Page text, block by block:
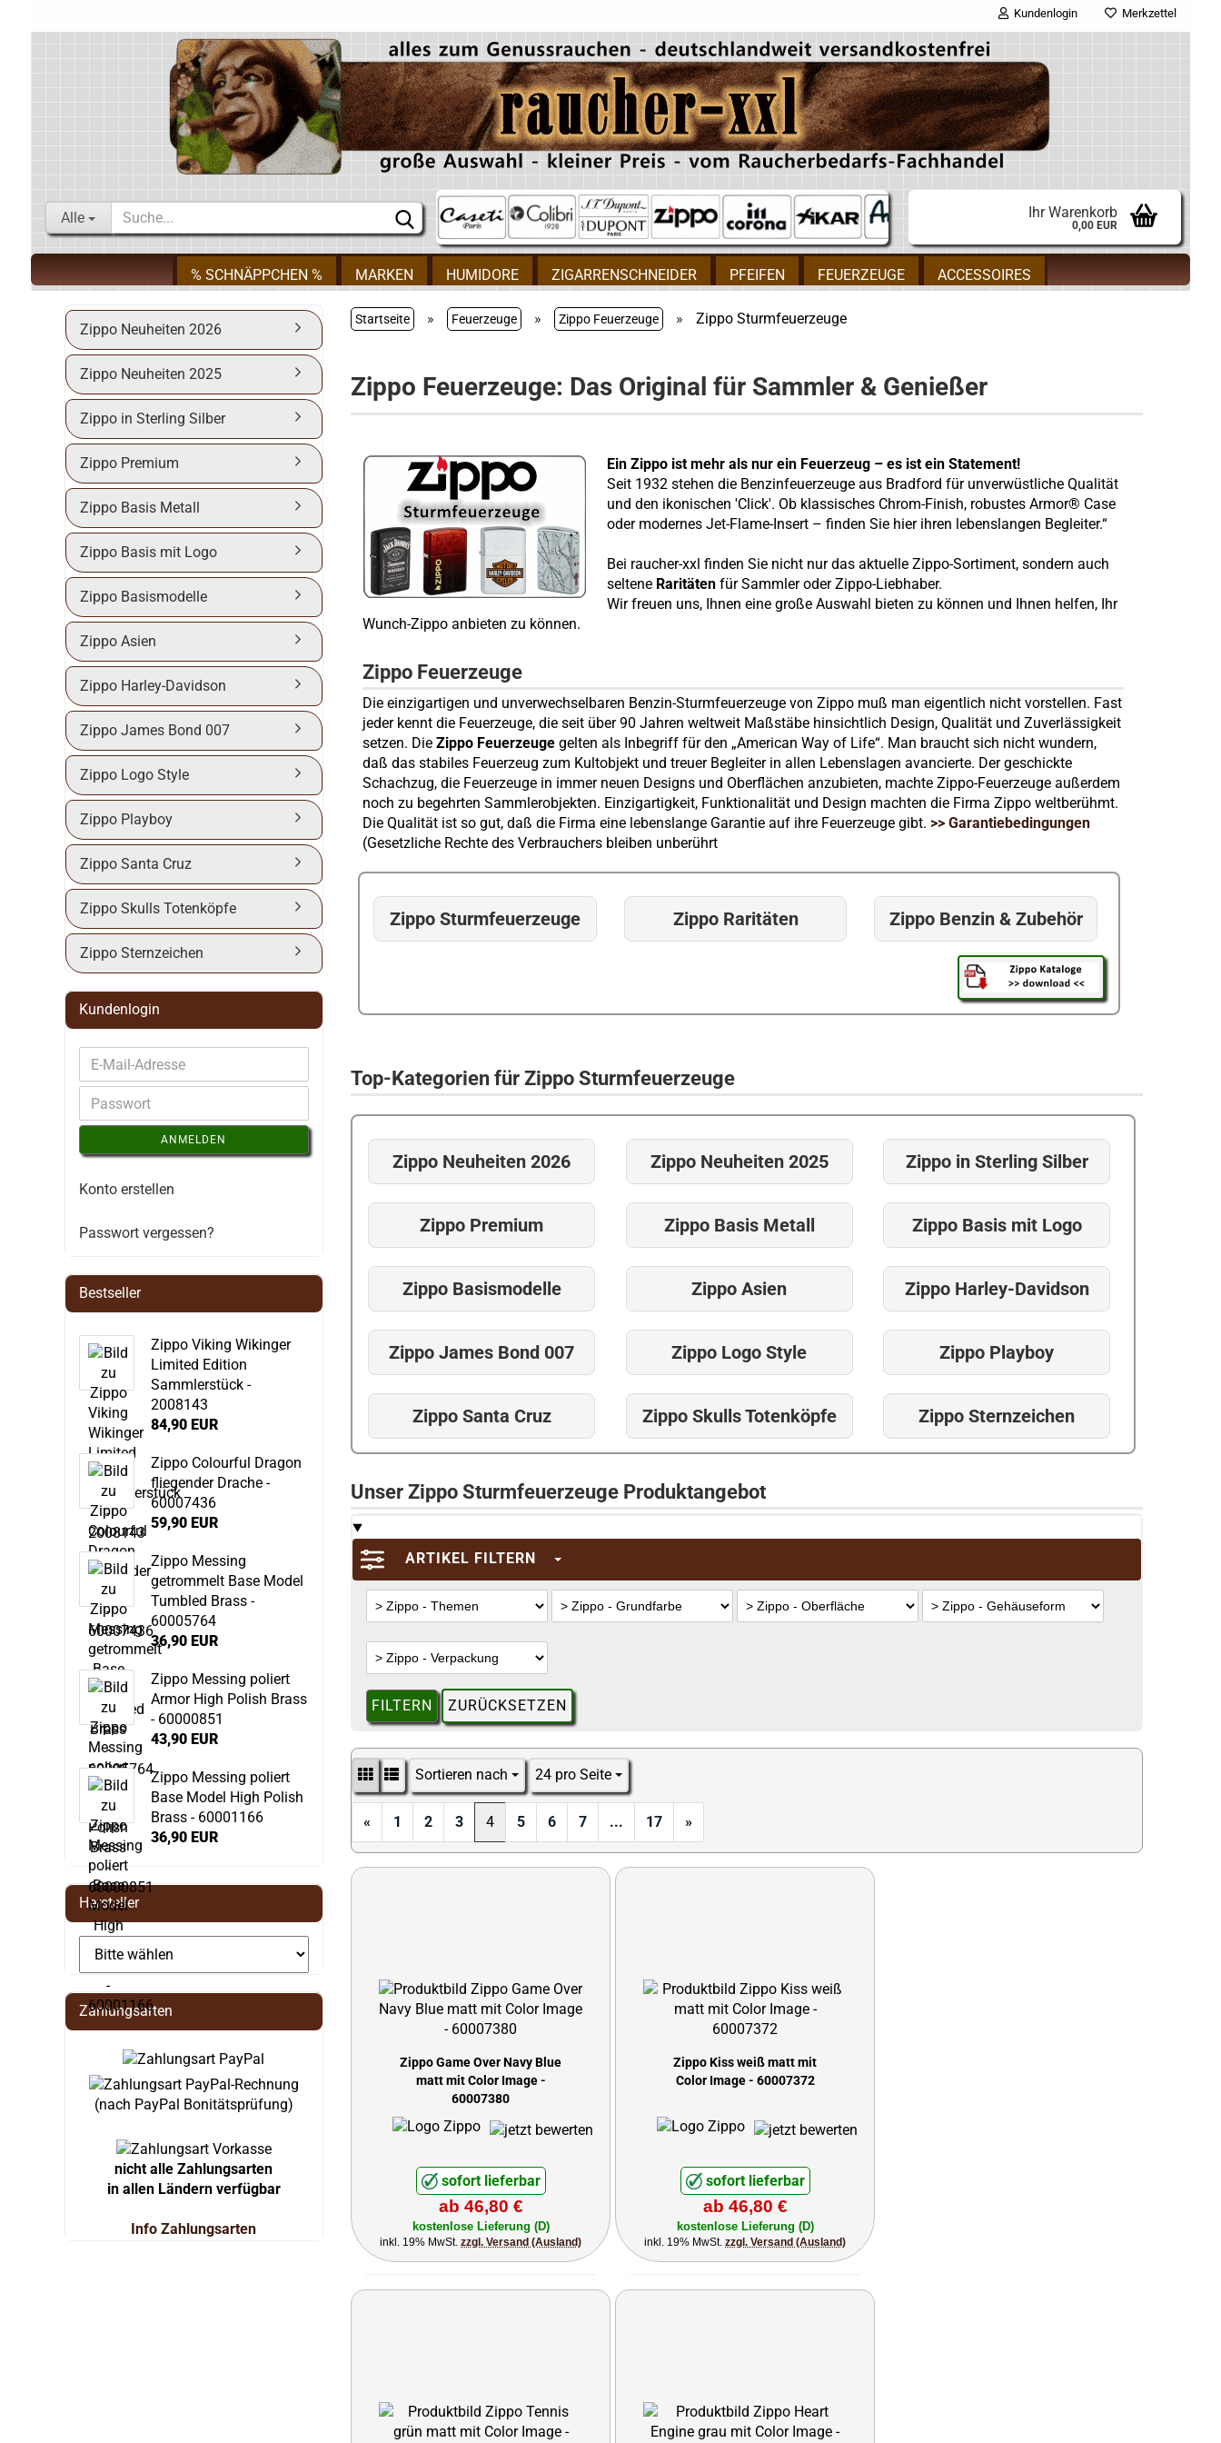
Kundenlogin
E-Mail
Passwort
Konto erstellen
Passwort vergessen?
Merkzettel
Alle Ihr Warenkorb
0,00 EUR
% SCHNÄPPCHEN % MARKEN HUMIDORE ZIGARRENSCHNEIDER PFEIFEN FEUERZEUGE ACCESSOIRES
Startseite » Feuerzeuge » Zippo Feuerzeuge » Zippo Sturmfeuerzeuge
Zippo Feuerzeuge: Das Original für Sammler & Genießer
Ein Zippo ist mehr als nur ein Feuerzeug – es ist ein Statement!
Seit 1932 stehen die Benzinfeuerzeuge aus Bradford für unverwüstliche Qualität
und den ikonischen 'Click'. Ob klassisches Chrom-Finish, robustes Armor® Case
oder modernes Jet-Flame-Insert – finden Sie hier ihren lebenslangen Begleiter.“
Bei raucher-xxl finden Sie nicht nur das aktuelle Zippo-Sortiment, sondern auch
seltene Raritäten für Sammler oder Zippo-Liebhaber.
Wir freuen uns, Ihnen eine große Auswahl bieten zu können und Ihnen helfen, Ihr
Wunch-Zippo anbieten zu können.
Zippo Feuerzeuge
Die einzigartigen und unverwechselbaren Benzin-Sturmfeuerzeuge von Zippo muß man eigentlich nicht vorstellen. Fast
jeder kennt die Feuerzeuge, die seit über 90 Jahren weltweit Maßstäbe hinsichtlich Design, Qualität und Zuverlässigkeit
setzen. DieZippo Feuerzeuge gelten als Inbegriff für den „American Way of Life“. Man braucht sich nicht wundern,
daß das stabiles Feuerzeug zum Kultobjekt und treuer Begleiter in allen Lebenslagen avancierte. Der geschickte
Schachzug, die Feuerzeuge in immer neuen Designs und Oberflächen anzubieten, machte Zippo-Feuerzeuge außerdem
noch zu begehrten Sammlerobjekten. Einzigartigkeit, Funktionalität und Design machten die Firma Zippo weltberühmt.
Die Qualität ist so gut, daß die Firma eine lebenslange Garantie auf ihre Feuerzeuge gibt. >> Garantiebedingungen
(Gesetzliche Rechte des Verbrauchers bleiben unberührt
Zippo Sturmfeuerzeuge Zippo Raritäten Zippo Benzin & Zubehör
Top-Kategorien für Zippo Sturmfeuerzeuge
Zippo Neuheiten 2026 Zippo Neuheiten 2025 Zippo in Sterling Silber
Zippo Premium Zippo Basis Metall Zippo Basis mit Logo
Zippo Basismodelle Zippo Asien Zippo Harley-Davidson
Zippo James Bond 007 Zippo Logo Style Zippo Playboy
Zippo Santa Cruz Zippo Skulls Totenköpfe Zippo Sternzeichen
Unser Zippo Sturmfeuerzeuge Produktangebot
ARTIKEL FILTERN
FILTERN ZURÜCKSETZEN
Sortieren nach
Sortieren nach 24 pro Seite
pro Seite
« 1 2 3 4 5 6 7 ... 17 »
Zippo Game Over Navy Blue
matt mit Color Image -
60007380
sofort lieferbar
ab 46,80 €
kostenlose Lieferung (D)
inkl. 19% MwSt.zzgl. Versand (Ausland)
Zippo Kiss weiß matt mit
Color Image - 60007372
sofort lieferbar
ab 46,80 €
kostenlose Lieferung (D)
inkl. 19% MwSt.zzgl. Versand (Ausland)
Zippo Neuheiten 2026
Zippo Neuheiten 2025
Zippo in Sterling Silber
Zippo Premium
Zippo Basis Metall
Zippo Basis mit Logo
Zippo Basismodelle
Zippo Asien
Zippo Harley-Davidson
Zippo James Bond 007
Zippo Logo Style
Zippo Playboy
Zippo Santa Cruz
Zippo Skulls Totenköpfe
Zippo Sternzeichen
Kundenlogin
ANMELDEN
Konto erstellen
Passwort vergessen?
Bestseller
Zippo Viking Wikinger
Limited Edition
Sammlerstück -
2008143
84,90 EUR
Zippo Colourful Dragon
fliegender Drache -
60007436
59,90 EUR
Zippo Messing
getrommelt Base Model
Tumbled Brass -
60005764
36,90 EUR
Zippo Messing poliert
Armor High Polish Brass
- 60000851
43,90 EUR
Zippo Messing poliert
Base Model High Polish
Brass - 60001166
36,90 EUR
Hersteller
Zahlungsarten
(nach PayPal Bonitätsprüfung)
nicht alle Zahlungsarten
in allen Ländern verfügbar
Info Zahlungsarten